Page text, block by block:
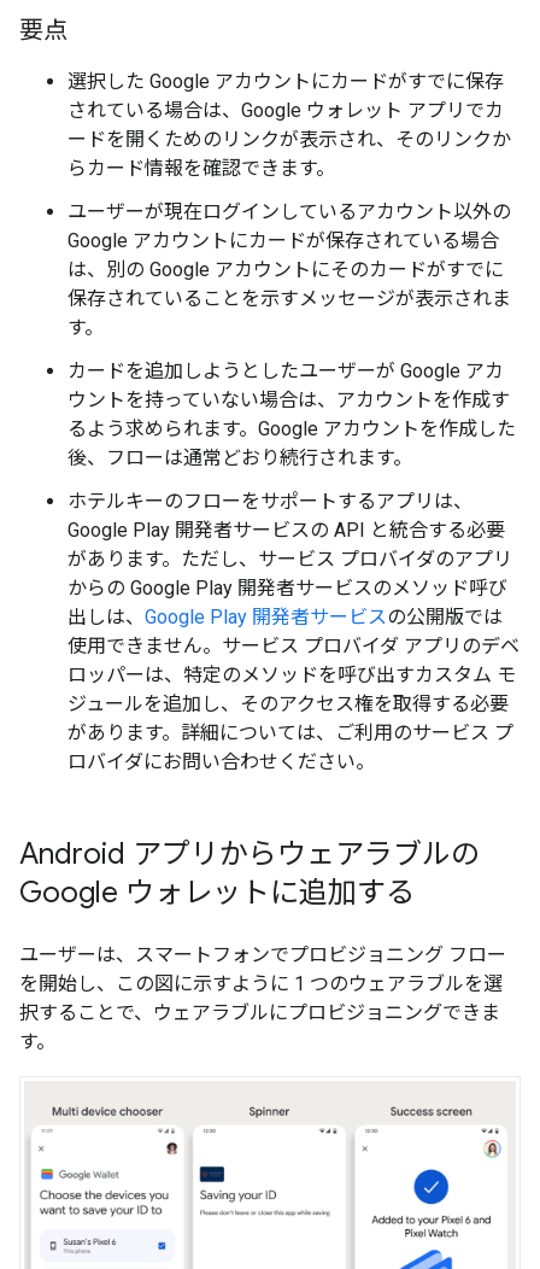
要点
選択した Google アカウントにカードがすでに保存
されている場合は、Google ウォレット アプリでカ
ードを開くためのリンクが表示され、そのリンクか
らカード情報を確認できます。
ユーザーが現在ログインしているアカウント以外の
Google アカウントにカードが保存されている場合
は、別の Google アカウントにそのカードがすでに
保存されていることを示すメッセージが表示されま
す。
カードを追加しようとしたユーザーが Google アカ
ウントを持っていない場合は、アカウントを作成す
るよう求められます。Google アカウントを作成した
後、フローは通常どおり続行されます。
ホテルキーのフローをサポートするアプリは、
Google Play 開発者サービスの API と統合する必要
があります。ただし、サービス プロバイダのアプリ
からの Google Play 開発者サービスのメソッド呼び
出しは、 Google Play 開発者サービスの公開版では
使用できません。サービス プロバイダ アプリのデベ
ロッパーは、特定のメソッドを呼び出すカスタム モ
ジュールを追加し、そのアクセス権を取得する必要
があります。詳細については、ご利用のサービス プ
ロバイダにお問い合わせください。
Android アプリからウェアラブルの
Google ウォレットに追加する
ユーザーは、スマートフォンでプロビジョニング フロー
を開始し、この図に示すように 1 つのウェアラブルを選
択することで、ウェアラブルにプロビジョニングできま
す。